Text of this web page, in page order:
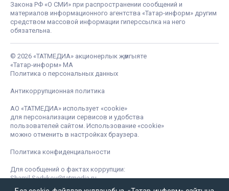
Закона РФ «О СМИ» при распространении сообщений и
материалов информационного агентства «Татар-информ» другим
средством массовой информации гиперссылка на него
обязательна.
© 2026 «ТАТМЕДИА» акционерлык җәмгыяте
«Татар-информ» МА
Политика о персональных данных
Антикоррупционная политика
АО «ТАТМЕДИА» использует «cookie»
для персонализации сервисов и удобства
пользователей сайтом. Использование «cookie»
можно отменить в настройках браузера.
Политика конфиденциальности
Для сообщений о фактах коррупции:
Shamil.Sadykov@tatmedia.ru